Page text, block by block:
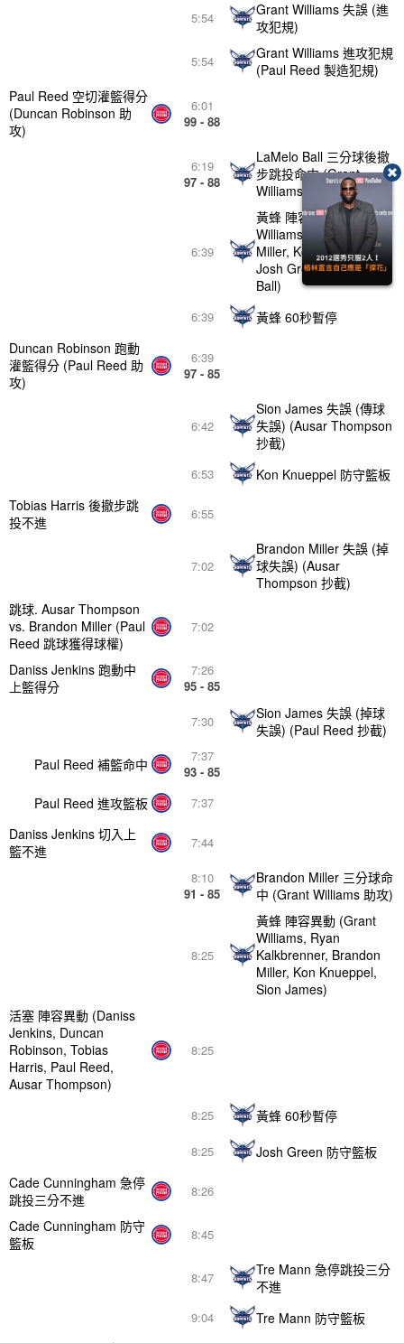
9:04 Tre Mann 防守籃板
8:47
Tre Mann 急停跳投三分
不進
8:45
Cade Cunningham 防守
籃板
8:26
Cade Cunningham 急停
跳投三分不進
8:25 Josh Green 防守籃板
8:25 黃蜂 60秒暫停
8:25
活塞 陣容異動 (Daniss
Jenkins, Duncan
Robinson, Tobias
Harris, Paul Reed,
Ausar Thompson)
8:25
黃蜂 陣容異動 (Grant
Williams, Ryan
Kalkbrenner, Brandon
Miller, Kon Knueppel,
Sion James)
8:10
91 - 85
Brandon Miller 三分球命
中 (Grant Williams 助攻)
7:44
Daniss Jenkins 切入上
籃不進
7:37
Paul Reed 進攻籃板
7:37
93 - 85
Paul Reed 補籃命中
7:30
Sion James 失誤 (掉球
失誤) (Paul Reed 抄截)
7:26
95 - 85
Daniss Jenkins 跑動中
上籃得分
7:02
跳球. Ausar Thompson
vs. Brandon Miller (Paul
Reed 跳球獲得球權)
7:02
Brandon Miller 失誤 (掉
球失誤) (Ausar
Thompson 抄截)
6:55
Tobias Harris 後撤步跳
投不進
6:53 Kon Knueppel 防守籃板
6:42
Sion James 失誤 (傳球
失誤) (Ausar Thompson
抄截)
6:39
97 - 85
Duncan Robinson 跑動
灌籃得分 (Paul Reed 助
攻)
6:39 黃蜂 60秒暫停
6:39
黃蜂 陣容異動 (Grant
Williams, Brandon
Miller, Kon Knueppel,
Josh Green, LaMelo
Ball)
6:19
97 - 88
LaMelo Ball 三分球後撤
步跳投命中 (Grant
Williams 助攻)
6:01
99 - 88
Paul Reed 空切灌籃得分
(Duncan Robinson 助
攻)
5:54
Grant Williams 進攻犯規
(Paul Reed 製造犯規)
5:54
Grant Williams 失誤 (進
攻犯規)